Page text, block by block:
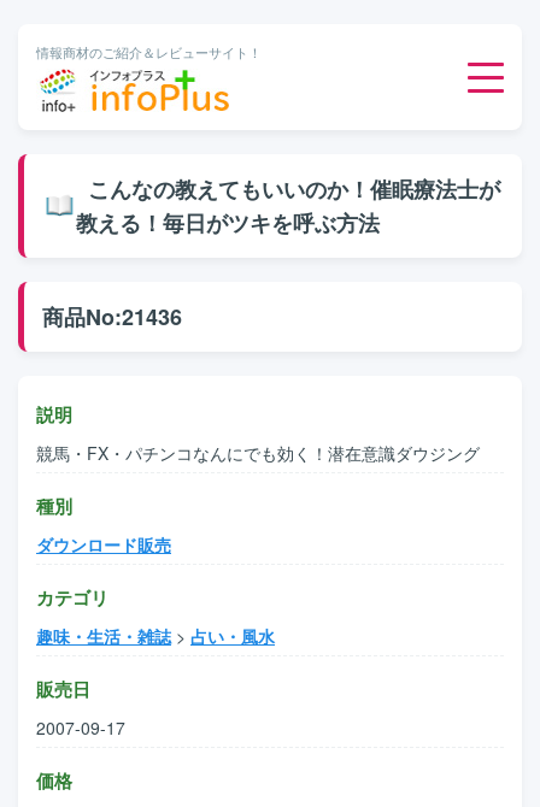
情報商材のご紹介＆レビューサイト！
有料メルマガ
無料ダウンロード
こんなの教えてもいいのか！催眠療法士が
教える！毎日がツキを呼ぶ方法
商品No:21436
説明
競馬・FX・パチンコなんにでも効く！潜在意識ダウジング
種別
ダウンロード販売
カテゴリ
趣味・生活・雑誌> 占い・風水
販売日
2007-09-17
価格